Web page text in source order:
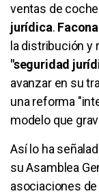
ventas de
jurídica.
la distribución y
"seguridad
avanzar en su
una reforma
modelo que
Así lo ha
su Asamblea
asociaciones